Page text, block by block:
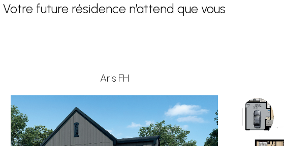
Votre future résidence n’attend que vous
Aris FH